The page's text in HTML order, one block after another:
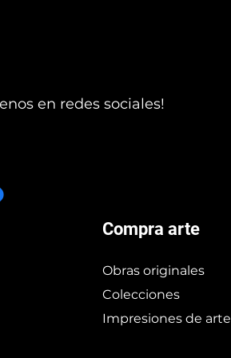
en redes sociales!
Compra arte
Obras originales
Colecciones
Impresiones de arte